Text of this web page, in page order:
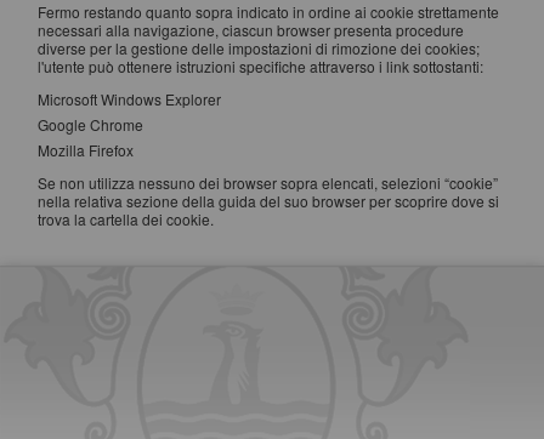
Fermo restando quanto sopra indicato in ordine ai cookie strettamente
necessari alla navigazione, ciascun browser presenta procedure
diverse per la gestione delle impostazioni di rimozione dei cookies;
l'utente può ottenere istruzioni specifiche attraverso i link sottostanti:
Microsoft Windows Explorer
Google Chrome
Mozilla Firefox
Se non utilizza nessuno dei browser sopra elencati, selezioni “cookie”
nella relativa sezione della guida del suo browser per scoprire dove si
trova la cartella dei cookie.